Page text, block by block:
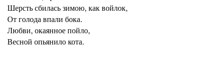
Шерсть сбилась зимою, как войлок,
От голода впали бока.
Любви, окаянное пойло,
Весной опьянило кота.